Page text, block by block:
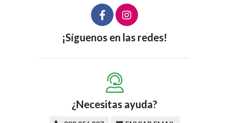
¡Síguenos en las redes!
¿Necesitas ayuda?